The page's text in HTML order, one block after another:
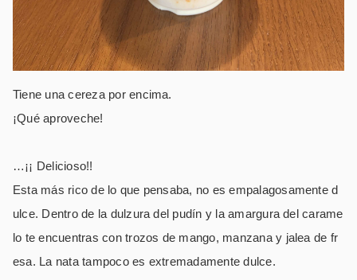
Tiene una cereza por encima.
¡Qué aproveche!
…¡¡ Delicioso!!
Esta más rico de lo que pensaba, no es empalagosamente d
ulce. Dentro de la dulzura del pudín y la amargura del carame
lo te encuentras con trozos de mango, manzana y jalea de fr
esa. La nata tampoco es extremadamente dulce.